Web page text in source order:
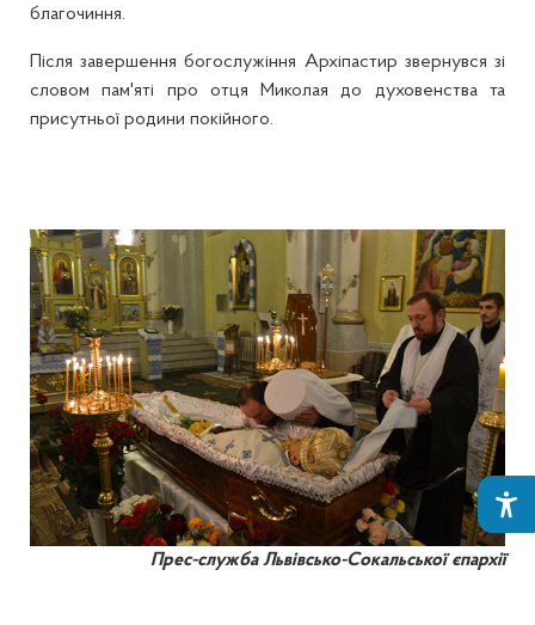
благочиння.
Після завершення богослужіння Архіпастир звернувся зі
словом пам'яті про отця Миколая до духовенства та
присутньої родини покійного.
Прес-служба Львівсько-Сокальської єпархії